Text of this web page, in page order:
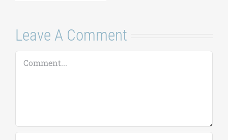
Leave A Comment
Comment